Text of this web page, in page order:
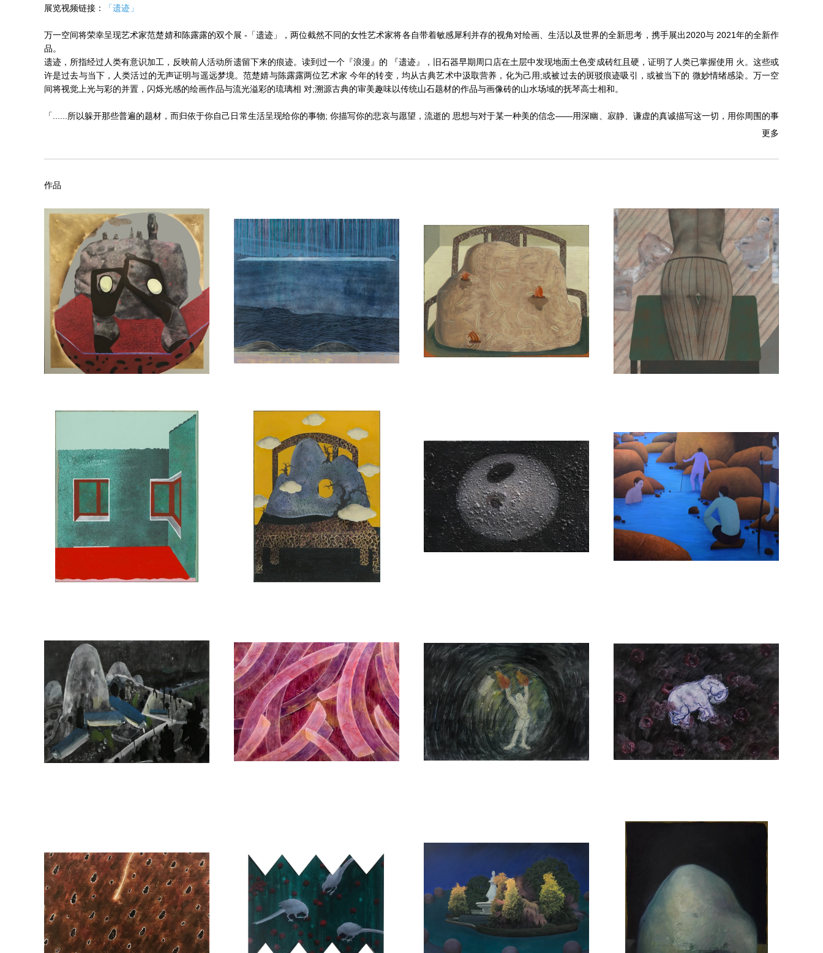
展览视频链接： 「遗迹」
万一空间将荣幸呈现艺术家范楚婧和陈露露的双个展 -「遗迹」，两位截然不同的女性艺术家将各自带着敏感犀利并存的视角对绘画、生活以及世界的全新思考，携手展出2020与 2021年的全新作
品。
遗迹，所指经过人类有意识加工，反映前人活动所遗留下来的痕迹。读到过一个『浪漫』的 『遗迹』，旧石器早期周口店在土层中发现地面土色变成砖红且硬，证明了人类已掌握使用 火。这些或
许是过去与当下，人类活过的无声证明与遥远梦境。范楚婧与陈露露两位艺术家 今年的转变，均从古典艺术中汲取营养，化为己用;或被过去的斑驳痕迹吸引，或被当下的 微妙情绪感染。万一空
间将视觉上光与彩的并置，闪烁光感的绘画作品与流光溢彩的琉璃相 对;溯源古典的审美趣味以传统山石题材的作品与画像砖的山水场域的抚琴高士相和。
「......所以躲开那些普遍的题材，而归依于你自己日常生活呈现给你的事物; 你描写你的悲哀与愿望，流逝的 思想与对于某一种美的信念——用深幽、寂静、谦虚的真诚描写这一切，用你周围的事
身处在后疫情时期的我们，应对着疫情带来的影响、适应着生活的种种骤变，
的自我。身处武汉的艺术家范楚婧，经过疫情洗礼后对生命与存在、个体与当下多维度的复杂关系有 着更多新的思考。她的艺术创作多基于个人的体验和感知，呈现文学性的诗意，并熟练运用 多
元绘画材料表现对自我和社会的体察与思考。光与生命、时间与记忆是解读她2020-2021年新作品的两对关键术语。在过往的作品里(如2019年的《微光》系列)，艺术家更专注 在细节的处理、绘
画的技法; 2020年初在武汉经历疫情后，她转而着眼于生活以及个人情绪的表达，比如作品《远游》就创作于疫情期间，当居家隔离无法外出成为一种常态，艺术 家便开始不断追忆童年,并描绘了
对外界向往的情绪表达。2021年全新的《象牙》系列，则是艺术家从三星堆的考古纪录里提取造型简单却更有抽象性的象牙埋葬坑作为客体，从而对 “历史”、 “时空”等抽象概念进行追溯与探究。
与其说作品从“微观”变得“宏观”，也许更该称这是艺术家从客观到带主观意识的自我展现。新作品的灵感大多源于范楚婧在日常和梦境中 来回切换的个人化生活，因此画面中长久萦绕着一种“悲伤
和忧郁”的底色，她以一幕幕以日常经验为纽带的内在精神空间场景，描绘出一场细腻微妙的梦游之境。
陈露露是个勇于表达个人趣味的艺术家，她一直试图通过“平铺直叙”式的画面语言和恣意的 笔触来率性地表现自己的个性。个人趣味的变化伴随着的是绘画题材的转变，绘画元素和主题的去留增
减，都是对以往创作的反思与成⻓，因此2021年新作也可称为是在以往基础上 的“飞行”，也与艺术家在2021年重新审视古代壁画艺术作为养料抽取的『飞天』概念作为视觉表达文学化的表现。艺
术家在多幅创作中引入了过往记忆的片段，然而回忆里的真实往 往大过于图片的真实。“在将一个个不断浮动的记忆片段组合起来的间隙中,下意识会闪现出与回忆并无直接关联的部分”，这种下意
识，即为艺术家创作的灵感来源。陈露露也以Ipad为途径作为构图与布置拼贴，使她的作品中融入『数字美学』，这些个体记忆拼贴重组，使用了表现主义笔触与软件化技术，同时古画中的线索
被重新构造。无论是将描绘对象从日常 物品转为自然场景，还是从二维拼贴走向更强的空间感，抑或是在新作中频繁出现的与中国古代艺术相关的母题与审美趣味，始终贯穿在陈露露作品里的，
是对物与空间的神秘意象组 合个性化的细腻表达，以此营造出一种天⻢行空、动静皆宜且有丰盈体积感与个人感知的超现实画面。
更多
作品